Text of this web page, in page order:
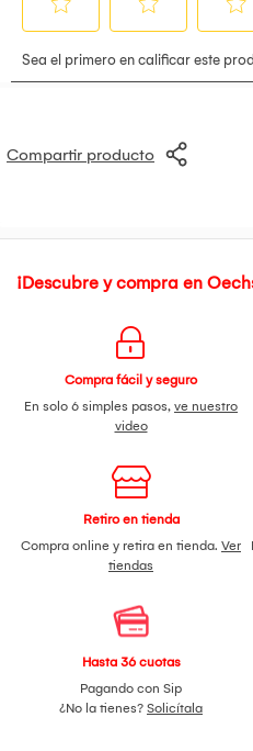
Compartir producto
¡Descubre y compra en
Compra fácil y seguro
En solo 6 simples pasos, ve nuestro
video
Retiro en tienda
Compra online y retira en tienda. Ver
tiendas
Hasta 36 cuotas
Pagando con Sip
¿No la tienes? Solicítala